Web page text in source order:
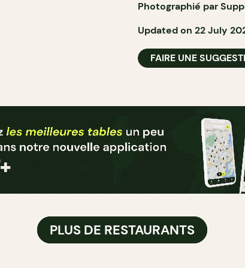
Photographié par
Updated on 22 July
FAIRE UNE
PLUS DE RESTAURANTS